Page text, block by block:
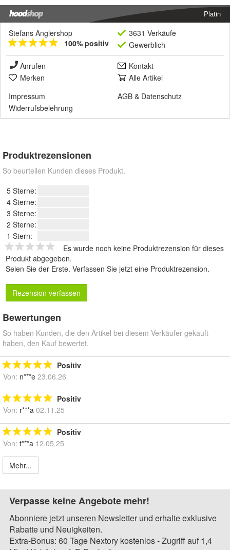
Platin
Stefans Anglershop
100% positiv
3631 Verkäufe
Gewerblich
Anrufen
Kontakt
Merken
Alle Artikel
Impressum
AGB & Datenschutz
Widerrufsbelehrung
Produktrezensionen
So beurteilen Kunden dieses Produkt.
5 Sterne:
4 Sterne:
3 Sterne:
2 Sterne:
1 Stern:
Es wurde noch keine Produktrezension für dieses
Produkt abgegeben.
Seien Sie der Erste. Verfassen Sie jetzt eine Produktrezension.
Rezension verfassen
Bewertungen
So haben Kunden, die den Artikel bei diesem Verkäufer gekauft
haben, den Kauf bewertet.
Positiv
Von: n***e 23.06.26
Positiv
Von: r***a 02.11.25
Positiv
Von: t***a 12.05.25
Mehr...
Verpasse keine Angebote mehr!
Abonniere jetzt unseren Newsletter und erhalte exklusive
Rabatte und Neuigkeiten.
Extra-Bonus: 60 Tage Nextory kostenlos - Zugriff auf 1,4